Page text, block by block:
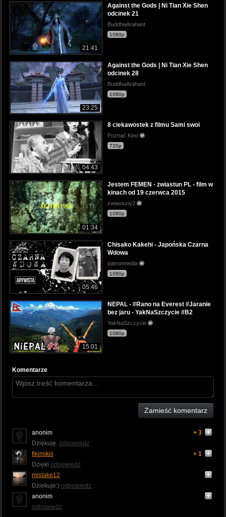
21:41
Against the Gods | Ni Tian Xie Shen
odcinek 21
BuddhaArahant
1080p
23:25
Against the Gods | Ni Tian Xie Shen
odcinek 28
BuddhaArahant
1080p
04:43
8 ciekawostek z filmu Sami swoi
Poznać Kino
720p
01:34
Jestem FEMEN - zwiastun PL - film w
kinach od 19 czerwca 2015
zwiastuny2
1080p
05:46
Chisako Kakehi - Japońska Czarna
Wdowa
patronmedia
1080p
15:01
NEPAL - #Rano na Everest #Jaranie
bez jaru - YakNaSzczycie #B2
YakNaSzczycie
1080p
Komentarze
Zamieść komentarz
anonim
+ 3
Dziękuję. odpowiedz
fikimikiii
+ 1
Dzięki odpowiedz
mistake12
Dziekuje:) odpowiedz
anonim
odpowiedz